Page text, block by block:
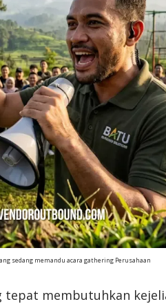
sedang memandu acara gathering Perusahaan
tepat membutuhkan